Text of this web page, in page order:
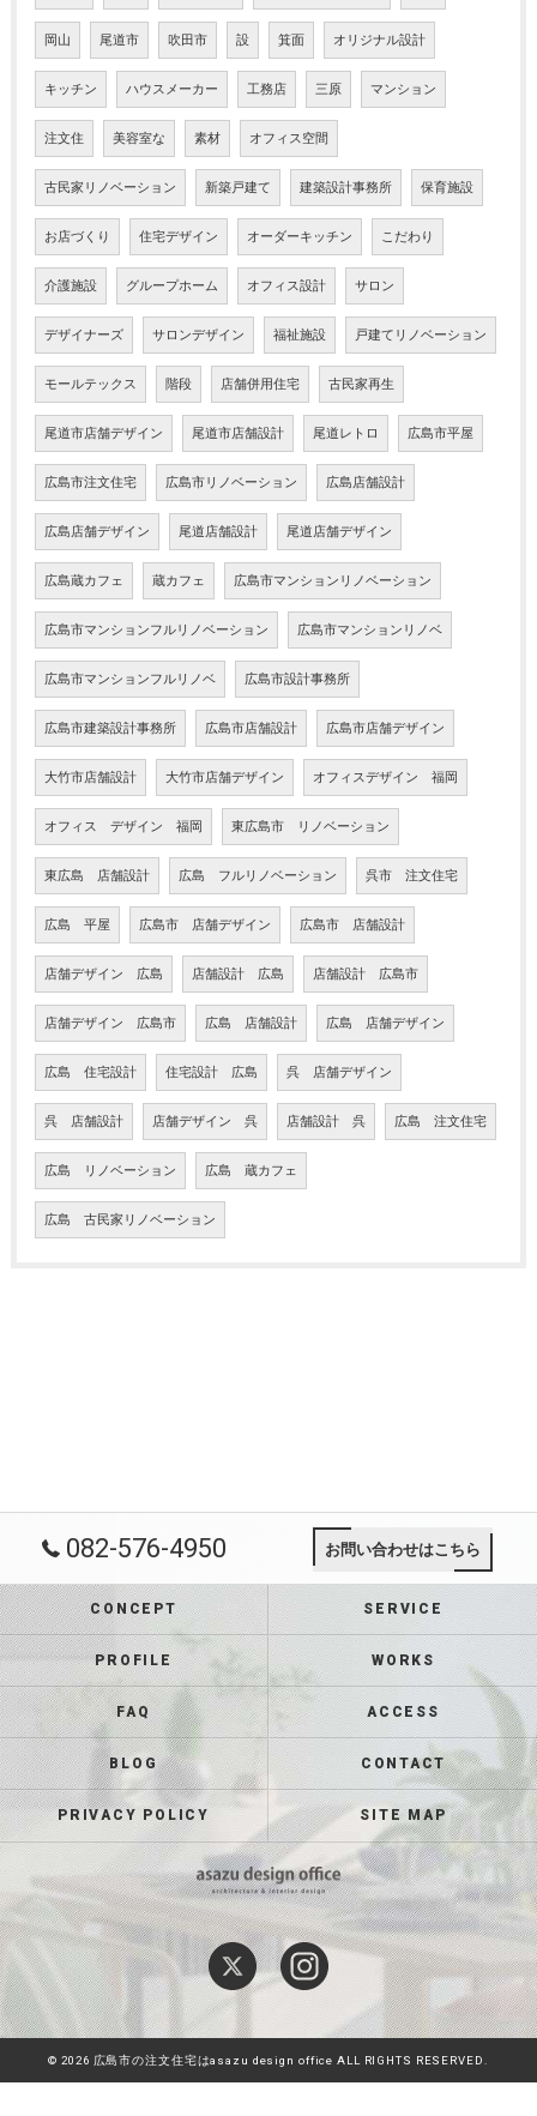
岡山 尾道市 吹田市 設 箕面 オリジナル設計
キッチン ハウスメーカー 工務店 三原 マンション
注文住 美容室な 素材 オフィス空間
古民家リノベーション 新築戸建て 建築設計事務所 保育施設
お店づくり 住宅デザイン オーダーキッチン こだわり
介護施設 グループホーム オフィス設計 サロン
デザイナーズ サロンデザイン 福祉施設 戸建てリノベーション
モールテックス 階段 店舗併用住宅 古民家再生
尾道市店舗デザイン 尾道市店舗設計 尾道レトロ 広島市平屋
広島市注文住宅 広島市リノベーション 広島店舗設計
広島店舗デザイン 尾道店舗設計 尾道店舗デザイン
広島蔵カフェ 蔵カフェ 広島市マンションリノベーション
広島市マンションフルリノベーション 広島市マンションリノベ
広島市マンションフルリノベ 広島市設計事務所
広島市建築設計事務所 広島市店舗設計 広島市店舗デザイン
大竹市店舗設計 大竹市店舗デザイン オフィスデザイン 福岡
オフィス デザイン 福岡 東広島市 リノベーション
東広島 店舗設計 広島 フルリノベーション 呉市 注文住宅
広島 平屋 広島市 店舗デザイン 広島市 店舗設計
店舗デザイン 広島 店舗設計 広島 店舗設計 広島市
店舗デザイン 広島市 広島 店舗設計 広島 店舗デザイン
広島 住宅設計 住宅設計 広島 呉 店舗デザイン
呉 店舗設計 店舗デザイン 呉 店舗設計 呉 広島 注文住宅
広島 リノベーション 広島 蔵カフェ
広島 古民家リノベーション
082-576-4950 お問い合わせはこちら
CONCEPT SERVICE
PROFILE WORKS
FAQ ACCESS
BLOG CONTACT
PRIVACY POLICY SITE MAP
© 2026 広島市の注文住宅はasazu design office ALL RIGHTS RESERVED.